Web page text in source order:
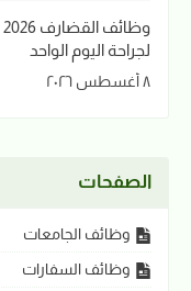
لجراحة اليوم الواحد
٨ أغسطس ٢٠٢٦
الصفحات
وظائف الجامعات
وظائف السفارات